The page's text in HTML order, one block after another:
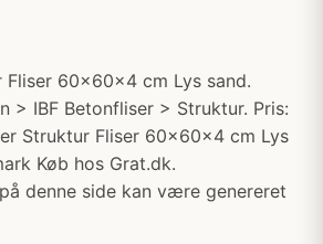
Fliser 60x60x4 cm Lys sand.
> IBF Betonfliser > Struktur. Pris:
Struktur Fliser 60x60x4 cm Lys
Køb hos Grat.dk.
denne side kan være genereret